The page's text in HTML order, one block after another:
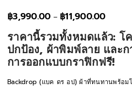
฿3,990.00 – ฿11,900.00
ราคานี้รวมทั้งหมดแล้ว: โ
ปกป้อง, ผ้าพิมพ์ลาย และก
การออกแบบกราฟิกฟรี!
Backdrop (แบค ดร อป) ผ้าที่ทนทานพร้อมโ